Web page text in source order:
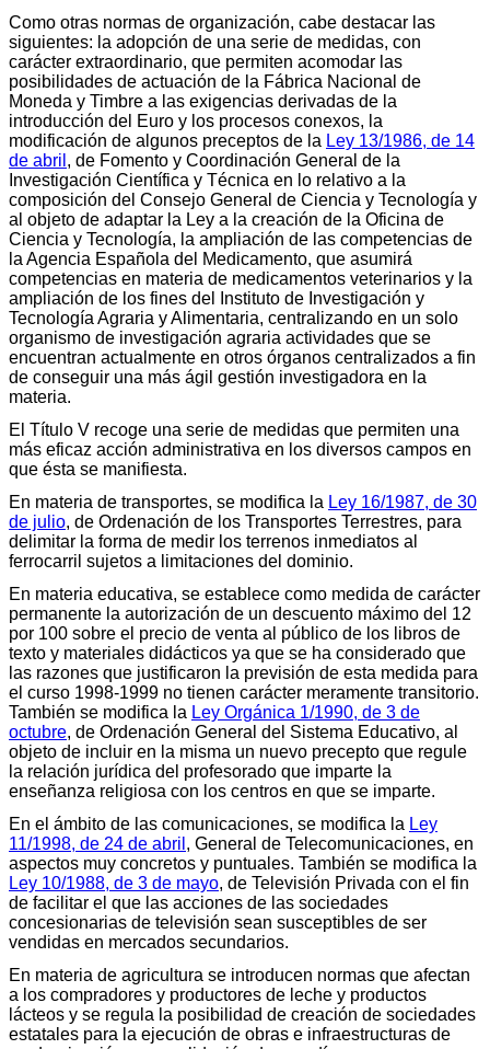
Como otras normas de organización, cabe destacar las
siguientes: la adopción de una serie de medidas, con
carácter extraordinario, que permiten acomodar las
posibilidades de actuación de la Fábrica Nacional de
Moneda y Timbre a las exigencias derivadas de la
introducción del Euro y los procesos conexos, la
modificación de algunos preceptos de la Ley 13/1986, de 14
de abril , de Fomento y Coordinación General de la
Investigación Científica y Técnica en lo relativo a la
composición del Consejo General de Ciencia y Tecnología y
al objeto de adaptar la Ley a la creación de la Oficina de
Ciencia y Tecnología, la ampliación de las competencias de
la Agencia Española del Medicamento, que asumirá
competencias en materia de medicamentos veterinarios y la
ampliación de los fines del Instituto de Investigación y
Tecnología Agraria y Alimentaria, centralizando en un solo
organismo de investigación agraria actividades que se
encuentran actualmente en otros órganos centralizados a fin
de conseguir una más ágil gestión investigadora en la
materia.
El Título V recoge una serie de medidas que permiten una
más eficaz acción administrativa en los diversos campos en
que ésta se manifiesta.
En materia de transportes, se modifica la Ley 16/1987, de 30
de julio, de Ordenación de los Transportes Terrestres, para
delimitar la forma de medir los terrenos inmediatos al
ferrocarril sujetos a limitaciones del dominio.
En materia educativa, se establece como medida de carácter
permanente la autorización de un descuento máximo del 12
por 100 sobre el precio de venta al público de los libros de
texto y materiales didácticos ya que se ha considerado que
las razones que justificaron la previsión de esta medida para
el curso 1998-1999 no tienen carácter meramente transitorio.
También se modifica la Ley Orgánica 1/1990, de 3 de
octubre, de Ordenación General del Sistema Educativo, al
objeto de incluir en la misma un nuevo precepto que regule
la relación jurídica del profesorado que imparte la
enseñanza religiosa con los centros en que se imparte.
En el ámbito de las comunicaciones, se modifica la Ley
11/1998, de 24 de abril , General de Telecomunicaciones, en
aspectos muy concretos y puntuales. También se modifica la
Ley 10/1988, de 3 de mayo, de Televisión Privada con el fin
de facilitar el que las acciones de las sociedades
concesionarias de televisión sean susceptibles de ser
vendidas en mercados secundarios.
En materia de agricultura se introducen normas que afectan
a los compradores y productores de leche y productos
lácteos y se regula la posibilidad de creación de sociedades
estatales para la ejecución de obras e infraestructuras de